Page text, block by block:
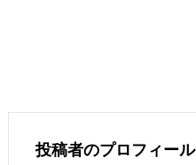
投稿者のプロフィール